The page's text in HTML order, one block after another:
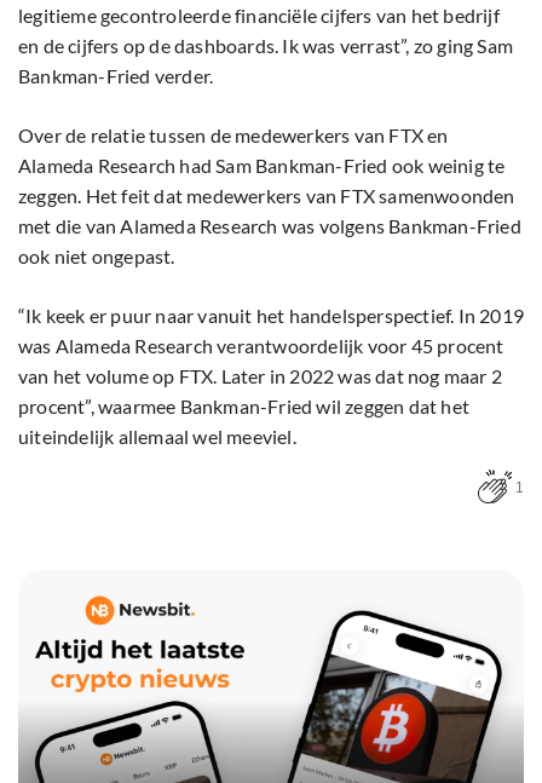
legitieme gecontroleerde financiële cijfers van het bedrijf
en de cijfers op de dashboards. Ik was verrast”, zo ging Sam
Bankman-Fried verder.
Over de relatie tussen de medewerkers van FTX en
Alameda Research had Sam Bankman-Fried ook weinig te
zeggen. Het feit dat medewerkers van FTX samenwoonden
met die van Alameda Research was volgens Bankman-Fried
ook niet ongepast.
“Ik keek er puur naar vanuit het handelsperspectief. In 2019
was Alameda Research verantwoordelijk voor 45 procent
van het volume op FTX. Later in 2022 was dat nog maar 2
procent”, waarmee Bankman-Fried wil zeggen dat het
uiteindelijk allemaal wel meeviel.
1